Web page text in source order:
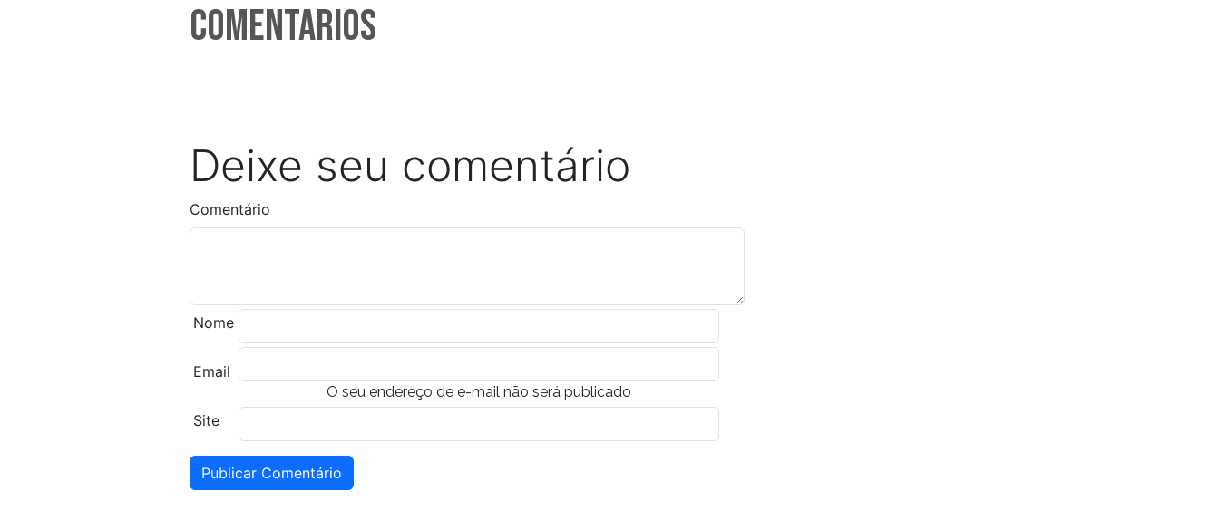
Comentarios
Deixe seu comentário
Comentário
Nome
Email
O seu endereço de e-mail não será publicado
Site
Publicar Comentário